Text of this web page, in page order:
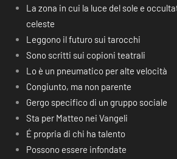
La zona in cui la luce del sole e
celeste
Leggono il futuro sui tarocchi
Sono scritti sui copioni teatrali
Lo è un pneumatico per alte velocità
Congiunto, ma non parente
Gergo specifico di un gruppo sociale
Sta per Matteo nei Vangeli
É propria di chi ha talento
Possono essere infondate